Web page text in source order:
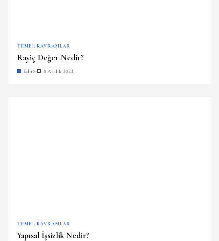
TEMEL KAVRAMLAR
Rayiç Değer Nedir?
Editör 8 Aralık 2023
TEMEL KAVRAMLAR
Yapısal İşsizlik Nedir?